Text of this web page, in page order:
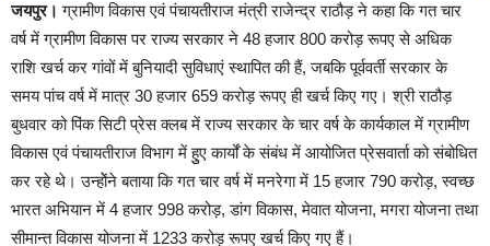
जयपुर। ग्रामीण विकास एवं पंचायतीराज मंत्री राजेन्द्र राठौड़ ने कहा कि गत चार
वर्ष में ग्रामीण विकास पर राज्य सरकार ने 48 हजार 800 करोड़ रूपए से अधिक
राशि खर्च कर गांवों में बुनियादी सुविधाएं स्थापित की हैं, जबकि पूर्ववर्ती सरकार के
समय पांच वर्ष में मात्र 30 हजार 659 करोड़ रूपए ही खर्च किए गए। श्री राठौड़
बुधवार को पिंक सिटी प्रेस क्लब में राज्य सरकार के चार वर्ष के कार्यकाल में ग्रामीण
विकास एवं पंचायतीराज विभाग में हुुए कार्यों के संबंध में आयोजित प्रेसवार्ता को संबोधित
कर रहे थे। उन्होेंने बताया कि गत चार वर्ष में मनरेगा में 15 हजार 790 करोड़, स्वच्छ
भारत अभियान में 4 हजार 998 करोड़, डांग विकास, मेवात योजना, मगरा योजना तथा
सीमान्त विकास योजना में 1233 करोड़ रूपए खर्च किए गए हैं।